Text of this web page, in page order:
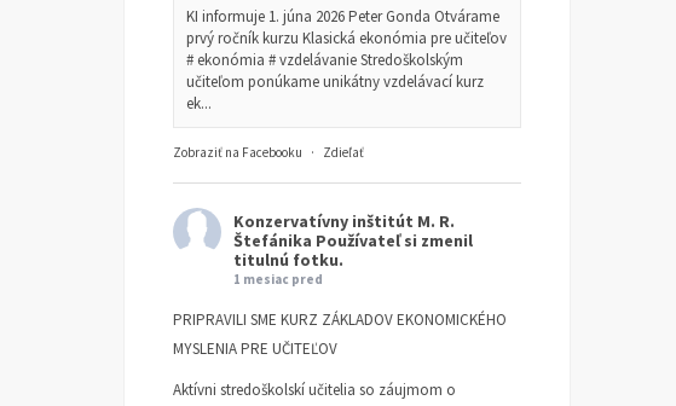
KI informuje 1. júna 2026 Peter Gonda Otvárame
prvý ročník kurzu Klasická ekonómia pre učiteľov
# ekonómia # vzdelávanie Stredoškolským
učiteľom ponúkame unikátny vzdelávací kurz
ek...
Zobraziť na Facebooku · Zdieľať
Konzervatívny inštitút M. R.
Štefánika Používateľ si zmenil
titulnú fotku.
1 mesiac pred
PRIPRAVILI SME KURZ ZÁKLADOV EKONOMICKÉHO
MYSLENIA PRE UČITEĽOV
Aktívni stredoškolskí učitelia so záujmom o